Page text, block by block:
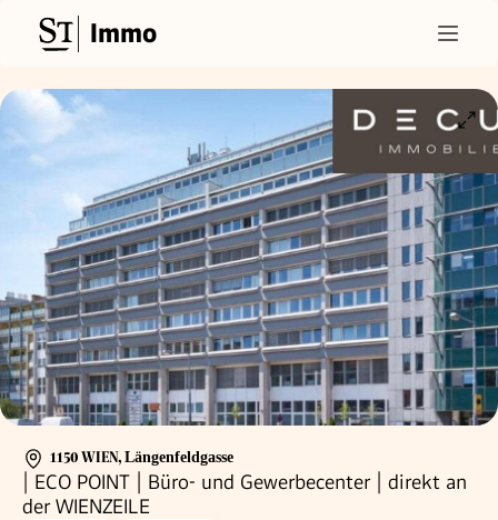
Immo
1150 WIEN, Längenfeldgasse
| ECO POINT | Büro- und Gewerbecenter | direkt an
der WIENZEILE